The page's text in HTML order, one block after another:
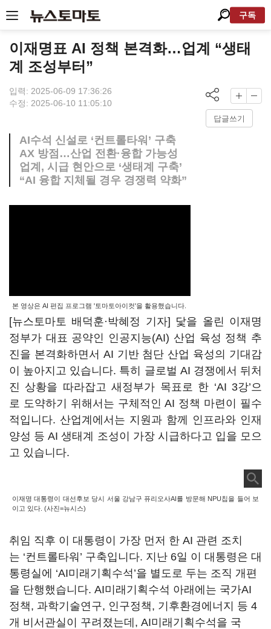
구독
이재명표 AI 정책 본격화…업계 “생태
계 조성부터”
입력: 2025-06-09 17:36:26
수정: 2025-06-10 11:05:10
답글쓰기
AI수석 신설로 ‘컨트롤타워’ 구축
AX 방점…산업 전환·융합 가능성
업계, 시급 현안으로 ‘생태계 구축’
“AI 융합 지체될 경우 경쟁력 약화”
본 영상은 AI 편집 프로그램 '토마토아이컷'을 활용했습니다.
[뉴스토마토 배덕훈·박혜정 기자] 닻을 올린 이재명
정부가 대표 공약인 인공지능(AI) 산업 육성 정책 추
진을 본격화하면서 AI 기반 첨단 산업 육성의 기대감
이 높아지고 있습니다. 특히 글로벌 AI 경쟁에서 뒤처
진 상황을 따라잡고 새정부가 목표로 한 ‘AI 3강’으
로 도약하기 위해서는 구체적인AI 정책 마련이 필수
적입니다. 산업계에서는 지원과 함께 인프라와 인재
양성 등AI생태계 조성이 가장 시급하다고 입을 모으
고 있습니다.
이재명 대통령이 대선후보 당시 서울 강남구 퓨리오사AI를 방문해 NPU칩을 들어 보
이고 있다. (사진=뉴시스)
취임 직후 이 대통령이 가장 먼저 한 AI 관련 조치
는 ‘컨트롤타워 ’ 구축입니 다. 지난 6일 이 대통령은 대
통령실에 ‘AI미래기획수석’을 별도로 두는 조직 개편
을 단행했습니다. AI미래기획수석 아래에는 국가AI
정책, 과학기술연구, 인구정책, 기후환경에너지 등 4
개 비서관실이 꾸려졌는데 , AI미래기획수석을 국